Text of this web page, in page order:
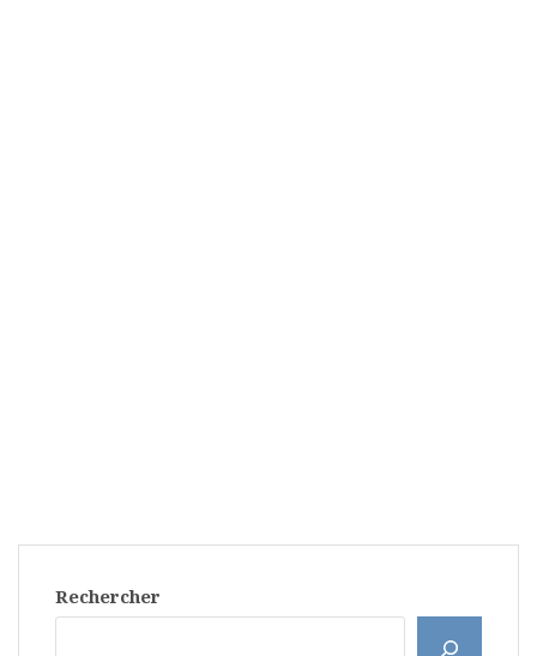
Rechercher